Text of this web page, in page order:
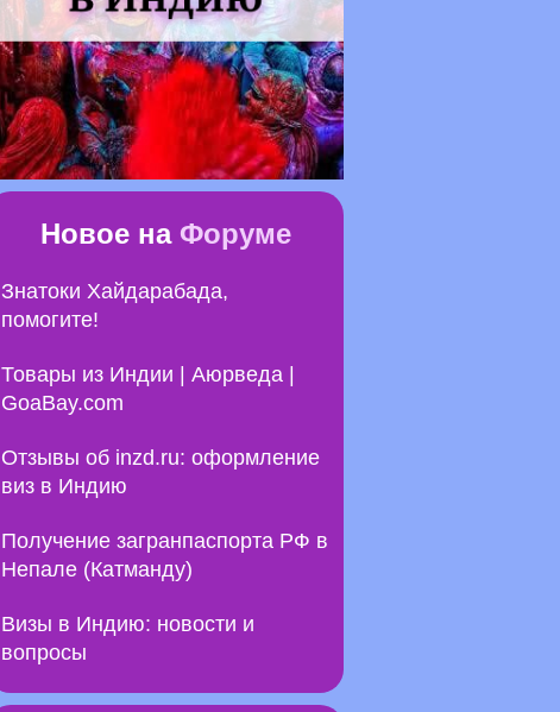
Новое на Форуме
Знатоки Хайдарабада,
помогите!
Товары из Индии | Аюрведа |
GoaBay.com
Отзывы об inzd.ru: оформление
виз в Индию
Получение загранпаспорта РФ в
Непале (Катманду)
Визы в Индию: новости и
вопросы